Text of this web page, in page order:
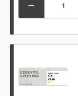
